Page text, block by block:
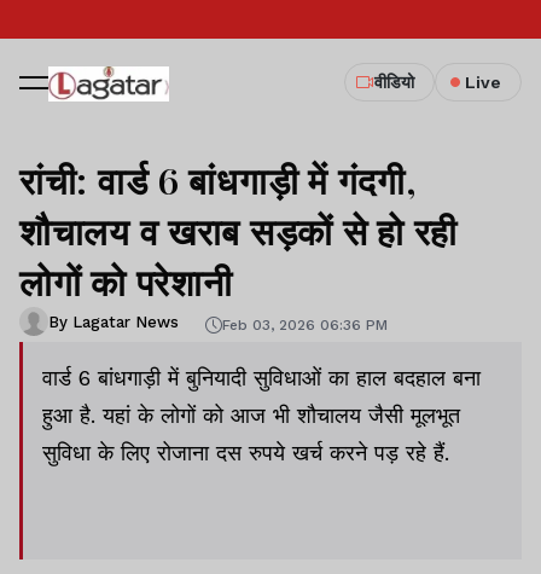
वीडियो Live
रांची: वार्ड 6 बांधगाड़ी में गंदगी,
शौचालय व खराब सड़कों से हो रही
लोगों को परेशानी
By Lagatar News Feb 03, 2026 06:36 PM
वार्ड 6 बांधगाड़ी में बुनियादी सुविधाओं का हाल बदहाल बना
हुआ है. यहां के लोगों को आज भी शौचालय जैसी मूलभूत
सुविधा के लिए रोजाना दस रुपये खर्च करने पड़ रहे हैं.